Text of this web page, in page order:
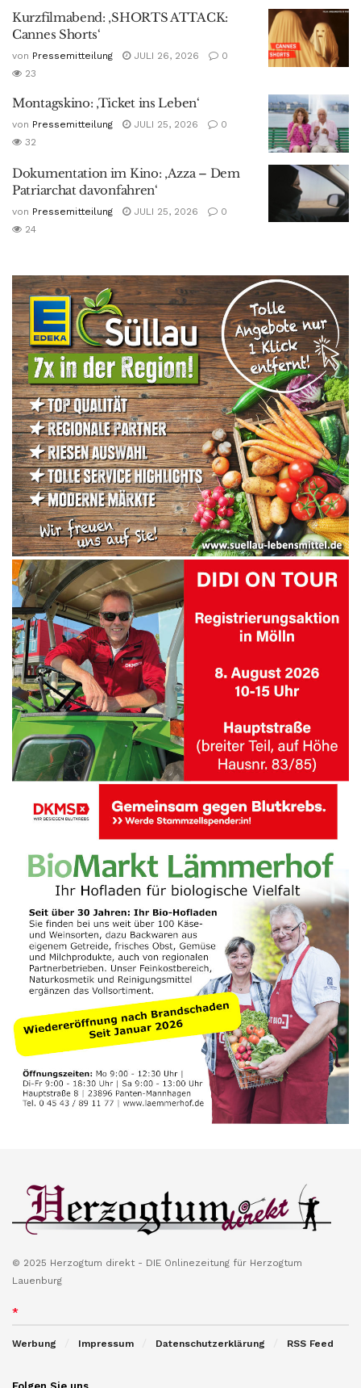
Kurzfilmabend: ‚SHORTS ATTACK:
Cannes Shorts‘
von Pressemitteilung JULI 26, 2026
0
23
Montagskino: ‚Ticket ins Leben‘
von Pressemitteilung JULI 25, 2026
0
32
Dokumentation im Kino: ‚Azza – Dem
Patriarchat davonfahren‘
von Pressemitteilung JULI 25, 2026
0
24
© 2025 Herzogtum direkt - DIE Onlinezeitung für Herzogtum
Lauenburg
*
Werbung Impressum Datenschutzerklärung RSS Feed